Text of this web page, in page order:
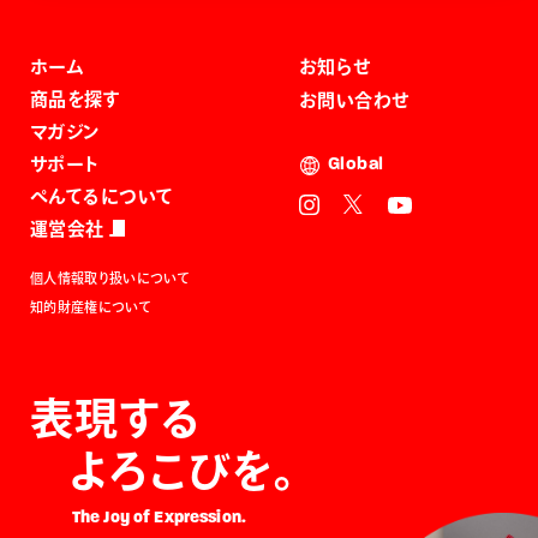
ホーム
商品を探す
マガジン
サポート
ぺんてるについて
運営会社
お知らせ
お問い合わせ
Global
個人情報取り扱いについて
知的財産権について
表現する
よろこびを。
The Joy of Expression.